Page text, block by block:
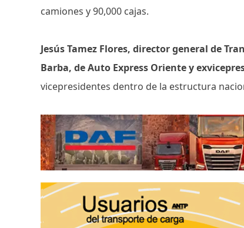
camiones y 90,000 cajas.
Jesús Tamez Flores, director general de
Barba, de Auto Express Oriente y
vicepresidentes dentro de la estructura